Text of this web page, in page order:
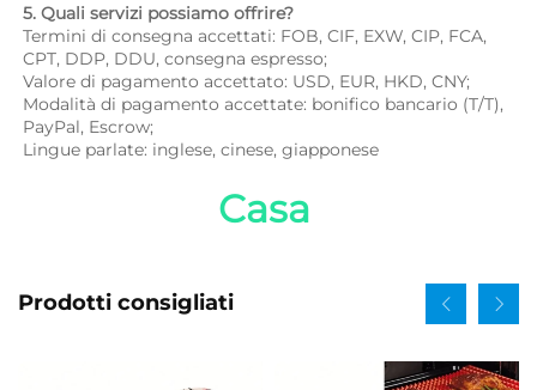
5. Quali servizi possiamo offrire?
Termini di consegna accettati: FOB, CIF, EXW, CIP, FCA,
CPT, DDP, DDU, consegna espresso;
Valore di pagamento accettato: USD, EUR, HKD, CNY;
Modalità di pagamento accettate: bonifico bancario (T/T),
PayPal, Escrow;
Lingue parlate: inglese, cinese, giapponese
Casa
Prodotti consigliati